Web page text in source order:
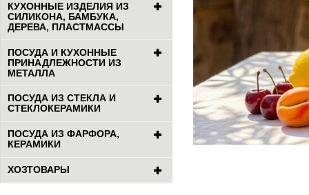
КУХОННЫЕ ИЗДЕЛИЯ ИЗ
СИЛИКОНА, БАМБУКА,
ДЕРЕВА, ПЛАСТМАССЫ
ПОСУДА И КУХОННЫЕ
ПРИНАДЛЕЖНОСТИ ИЗ
МЕТАЛЛА
ПОСУДА ИЗ СТЕКЛА И
СТЕКЛОКЕРАМИКИ
ПОСУДА ИЗ ФАРФОРА,
КЕРАМИКИ
ХОЗТОВАРЫ